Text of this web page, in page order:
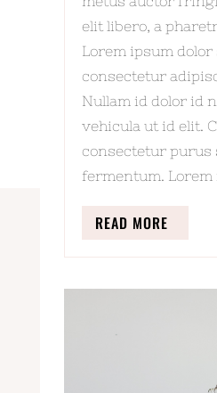
elit libero, a
Lorem ipsum dolor
consectetur
Nullam id dolor id
vehicula ut id elit.
consectetur purus
fermentum. Lorem
READ MORE